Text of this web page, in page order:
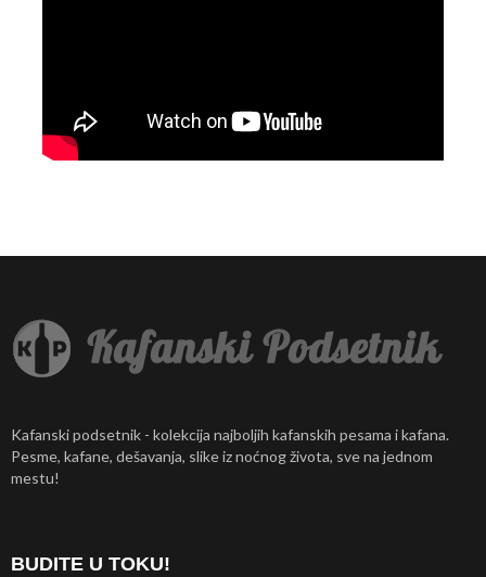
Kafanski podsetnik - kolekcija najboljih kafanskih pesama i kafana.
Pesme, kafane, dešavanja, slike iz noćnog života, sve na jednom
mestu!
BUDITE U TOKU!